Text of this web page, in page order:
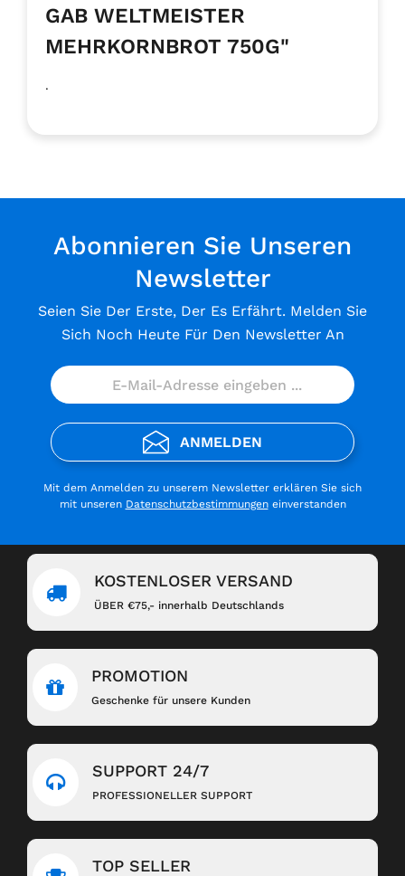
GAB WELTMEISTER
MEHRKORNBROT 750G"
.
Abonnieren Sie Unseren
Newsletter
Seien Sie Der Erste, Der Es Erfährt. Melden Sie
Sich Noch Heute Für Den Newsletter An
ANMELDEN
Mit dem Anmelden zu unserem Newsletter erklären Sie sich
mit unseren Datenschutzbestimmungeneinverstanden
KOSTENLOSER VERSAND
ÜBER €75,- innerhalb Deutschlands
PROMOTION
Geschenke für unsere Kunden
SUPPORT 24/7
PROFESSIONELLER SUPPORT
TOP SELLER